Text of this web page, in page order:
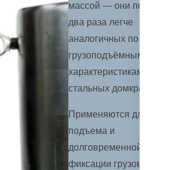
массой — они почти в
два раза легче
аналогичных по
грузоподъёмным
характеристикам
стальных домкратов.
Применяются для
подъема и
долговременной
фиксации грузов в